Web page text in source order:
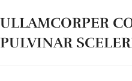
ULLAMCORPER
PULVINAR